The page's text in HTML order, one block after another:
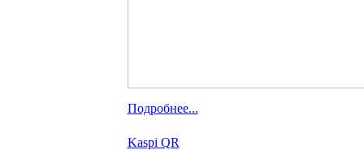
Подробнее...
Kaspi QR